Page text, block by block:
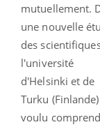
mutuellement.
une nouvelle
des
l'université
d'Helsinki et de
Turku
voulu